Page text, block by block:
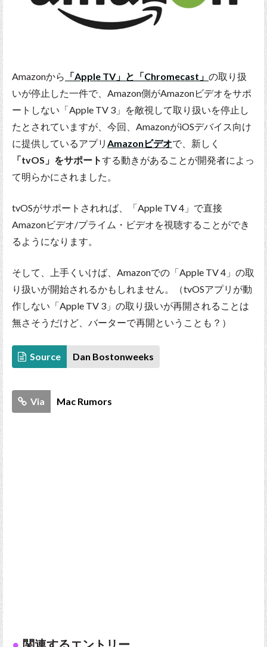
Amazonから 「Apple TV」と「Chromecast」 の取り扱
いが停止した一件で、Amazon側がAmazonビデオをサポ
ートしない「Apple TV 3」を敵視して取り扱いを停止し
たとされていますが、今回、AmazonがiOSデバイス向け
に提供しているアプリ Amazonビデオで、新しく
「tvOS」をサポートする動きがあることが開発者によっ
て明らかにされました。
tvOSがサポートされれば、「Apple TV 4」で直接
Amazonビデオ/プライム・ビデオを視聴することができ
るようになります。
そして、上手くいけば、Amazonでの「Apple TV 4」の取
り扱いが開始されるかもしれません。（tvOSアプリが動
作しない「Apple TV 3」の取り扱いが再開されることは
無さそうだけど、バーターで再開ということも？）
Source Dan Bostonweeks
Via Mac Rumors